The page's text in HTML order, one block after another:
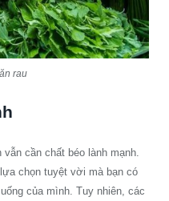
rau
cần chất béo lành mạnh.
chọn tuyệt vời mà bạn có
của mình. Tuy nhiên, các